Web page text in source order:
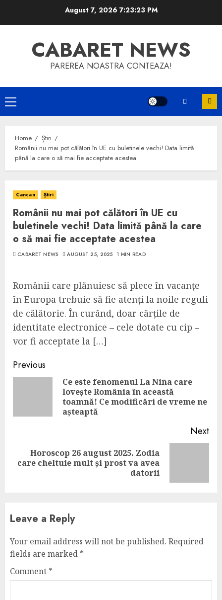
August 7, 2026 7:23:23 PM
CABARET NEWS
PAREREA NOASTRA CONTEAZA!
Primary
Menu
Home
Știri
Românii nu mai pot călători în UE cu buletinele vechi! Data limită
până la care o să mai fie acceptate acestea
Cancan Știri
Românii nu mai pot călători în UE cu
buletinele vechi! Data limită până la care
o să mai fie acceptate acestea
CABARET NEWS AUGUST 25, 2025 1 MIN READ
Românii care plănuiesc să plece în vacanțe
în Europa trebuie să fie atenți la noile reguli
de călătorie. În curând, doar cărțile de
identitate electronice – cele dotate cu cip –
vor fi acceptate la […]
Continue
Reading
Previous
Ce este fenomenul La Niña care
lovește România în această
toamnă! Ce modificări de vreme ne
așteaptă
Next
Next
Horoscop 26 august 2025. Zodia
care cheltuie mult și prost va avea
datorii
Leave a Reply
Your email address will not be published. Required
fields are marked *
Comment *